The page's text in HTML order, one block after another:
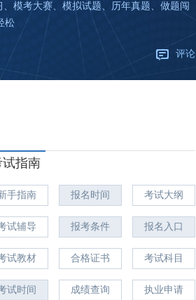
模考大赛、模拟试题、历年真题、做题闯
松
评论
试指南
手指南 报名时间 考试大纲
试辅导 报考条件 报名入口
试教材 合格证书 考试科目
试时间 成绩查询 执业申请